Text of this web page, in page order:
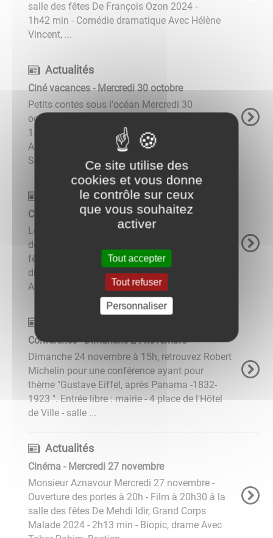
salle des fêtes De François Ozon 2024 -
1h42 min - Comédie dramatique Avec Hélène
Vincent, ...
Actualités
Ciné vacances - Mercredi 30 octobre
Petits contes sous l'océan Mercredi 30
octobre - Ouverture des portes à 14h30 - Film à
15h à la Salle des fêtes 2024 - 40 min -
Animation - à partir de 3 ans D'Anastasiya
Sokolova, Jakub Kouril, ...
Actualités
Cinéma - Mercredi 13 novembre
Lee Miller Mercredi 13 novembre - Ouverture
des portes à 20h - Film à 20h30 à la salle des
fêtes D'Ellen Kuras 2024 - 1h42 min - Comédie
dramatique Avec Kate Winslet, Andy Samberg,
Alexander ...
Conférence - Dimanche 24 novembre
Dimanche 24 novembre à 15h, retrouvez Robert
Michelin pour une conférence ayant pour
thème "Gustave Eiffel, après Panama -1832-
1923 ". Entrée libre : mairie - 4 place de l'Hôtel
de Ville - salle ...
Actualités
Cinéma - Mercredi 27 novembre
Monsieur Aznavour Mercredi 27 novembre -
Ouverture des portes à 20h - Film à 20h30 à la
salle des fêtes De Mehdi Idir, Grand Corps
Malade 2024 - 2h13 min - Biopic, drame Avec
Ce site utilise des
cookies et vous donne
le contrôle sur ceux
que vous souhaitez
activer
Tout accepter
Tout refuser
Personnaliser